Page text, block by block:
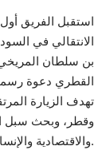
استقبل الفريق
الانتقالي في
بن سلطان
القطري دعوة
تهدف الزيارة
وقطر، وبحث سبل
والاقتصادية والإنسانية.